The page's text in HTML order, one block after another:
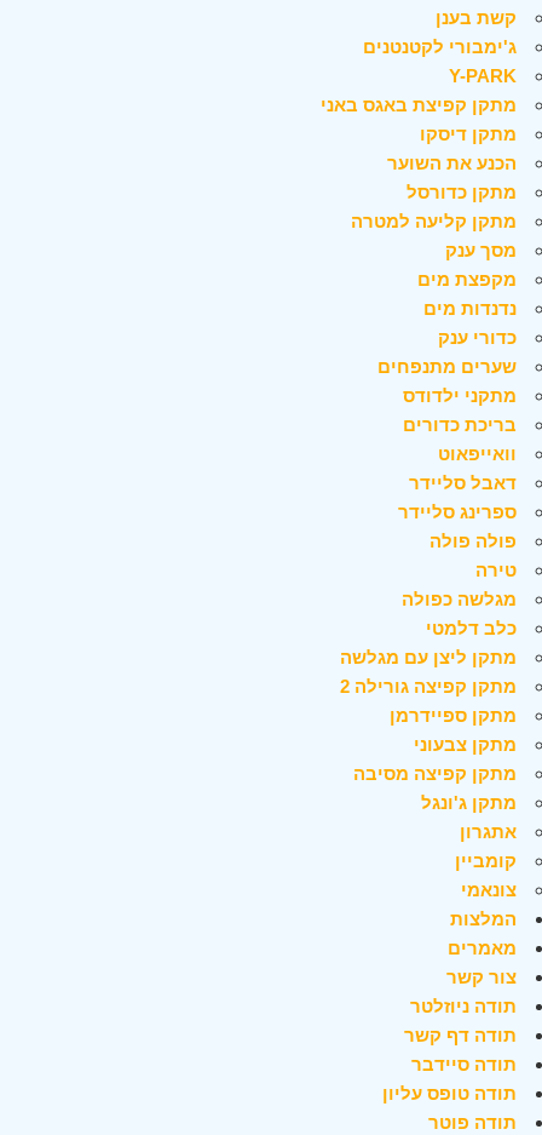
קשת בענן
ג'ימבורי לקטנטנים
Y-PARK
מתקן קפיצת באגס באני
מתקן דיסקו
הכנע את השוער
מתקן כדורסל
מתקן קליעה למטרה
מסך ענק
מקפצת מים
נדנדות מים
כדורי ענק
שערים מתנפחים
מתקני ילדודס
בריכת כדורים
וואייפאוט
דאבל סליידר
ספרינג סליידר
פולה פולה
טירה
מגלשה כפולה
כלב דלמטי
מתקן ליצן עם מגלשה
מתקן קפיצה גורילה 2
מתקן ספיידרמן
מתקן צבעוני
מתקן קפיצה מסיבה
מתקן ג'ונגל
אתגרון
קומביין
צונאמי
המלצות
מאמרים
צור קשר
תודה ניוזלטר
תודה דף קשר
תודה סיידבר
תודה טופס עליון
תודה פוטר